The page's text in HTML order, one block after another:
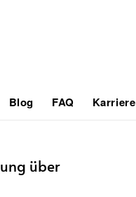
Blog FAQ Karriere
über